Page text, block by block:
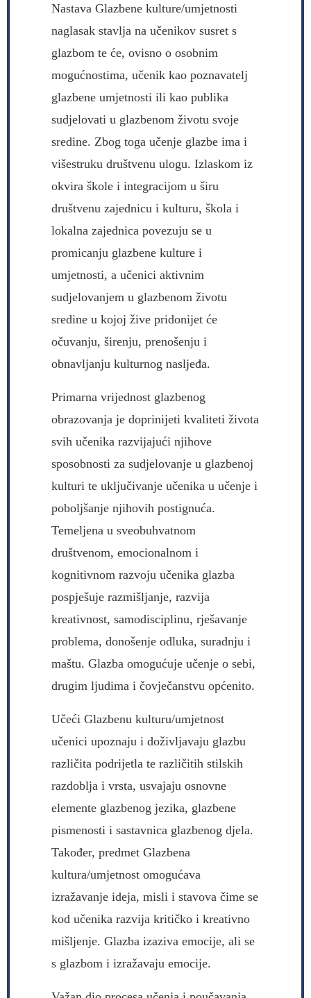
Nastava Glazbene kulture/umjetnosti
naglasak stavlja na učenikov susret s
glazbom te će, ovisno o osobnim
mogućnostima, učenik kao poznavatelj
glazbene umjetnosti ili kao publika
sudjelovati u glazbenom životu svoje
sredine. Zbog toga učenje glazbe ima i
višestruku društvenu ulogu. Izlaskom iz
okvira škole i integracijom u širu
društvenu zajednicu i kulturu, škola i
lokalna zajednica povezuju se u
promicanju glazbene kulture i
umjetnosti, a učenici aktivnim
sudjelovanjem u glazbenom životu
sredine u kojoj žive pridonijet će
očuvanju, širenju, prenošenju i
obnavljanju kulturnog nasljeđa.
Primarna vrijednost glazbenog
obrazovanja je doprinijeti kvaliteti života
svih učenika razvijajući njihove
sposobnosti za sudjelovanje u glazbenoj
kulturi te uključivanje učenika u učenje i
poboljšanje njihovih postignuća.
Temeljena u sveobuhvatnom
društvenom, emocionalnom i
kognitivnom razvoju učenika glazba
pospješuje razmišljanje, razvija
kreativnost, samodisciplinu, rješavanje
problema, donošenje odluka, suradnju i
maštu. Glazba omogućuje učenje o sebi,
drugim ljudima i čovječanstvu općenito.
Učeći Glazbenu kulturu/umjetnost
učenici upoznaju i doživljavaju glazbu
različita podrijetla te različitih stilskih
razdoblja i vrsta, usvajaju osnovne
elemente glazbenog jezika, glazbene
pismenosti i sastavnica glazbenog djela.
Također, predmet Glazbena
kultura/umjetnost omogućava
izražavanje ideja, misli i stavova čime se
kod učenika razvija kritičko i kreativno
mišljenje. Glazba izaziva emocije, ali se
s glazbom i izražavaju emocije.